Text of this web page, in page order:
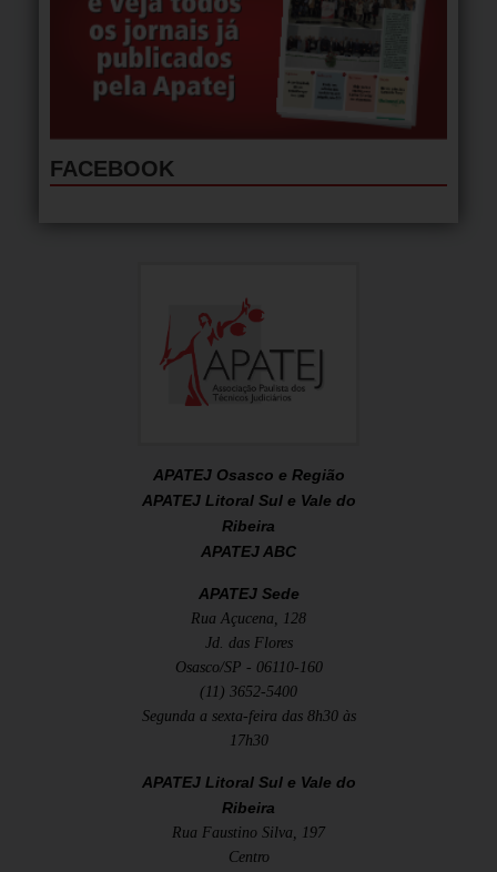
FACEBOOK
APATEJ Osasco e Região
APATEJ Litoral Sul e Vale do
Ribeira
APATEJ ABC
APATEJ Sede
Rua Açucena, 128
Jd. das Flores
Osasco/SP - 06110-160
(11) 3652-5400
Segunda a sexta-feira das 8h30 às
17h30
APATEJ Litoral Sul e Vale do
Ribeira
Rua Faustino Silva, 197
Centro